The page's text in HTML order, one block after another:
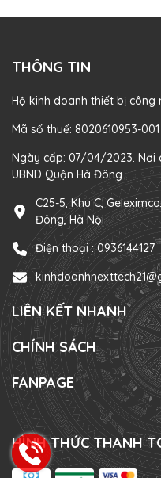
THÔNG TIN
Hộ kinh doanh thiết bị công
Mã số thuế: 8020610953-001
Ngày cấp: 07/04/2023. Nơi
UBND Quận Hà Đông
C25-5, Khu C,
Đông, Hà Nội
Điện thoại :0936144127
LIÊN KẾT NHANH
CHÍNH SÁCH
FANPAGE
HÌNH THỨC THANH